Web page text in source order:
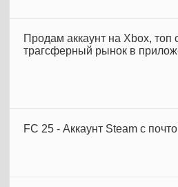
Продам аккаунт на Xbox,
трагсферный рынок в
FC 25 - Аккаунт Steam с